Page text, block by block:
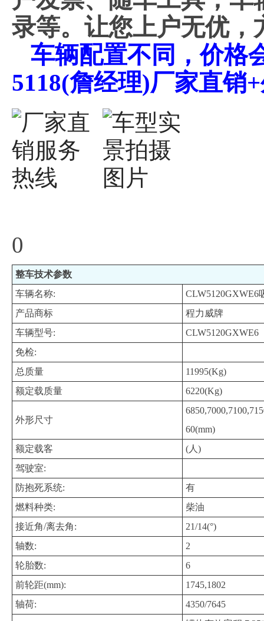
录等。让您上户无优，
车辆配置不同，价格
5118(詹经理)厂家直销
0
整车技术参数
车辆名称:
CLW5120GXWE6
产品商标
程力威牌
车辆型号:
CLW5120GXWE6
免检:
总质量
11995(Kg)
额定载质量
6220(Kg)
外形尺寸
60(mm)
额定载客
(人)
驾驶室:
防抱死系统:
有
燃料种类:
柴油
接近角/离去角:
21/14(°)
轴数:
2
轮胎数:
6
前轮距(mm):
1745,1802
轴荷:
4350/7645